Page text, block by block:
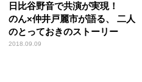
日比谷野音で共演が実現！
のん×仲井戸麗市が語る、 二人
のとっておきのストーリー
2018.09.09